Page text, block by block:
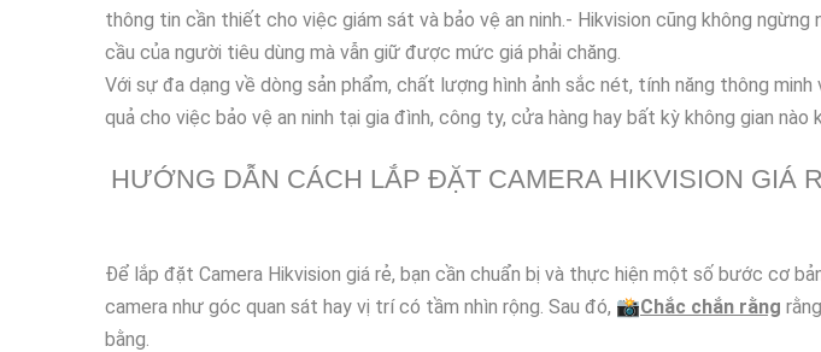
thông tin cần thiết cho việc giám sát và bảo vệ an ninh.- Hikvision cũng không
cầu của người tiêu dùng mà vẫn giữ được mức giá phải chăng.
Với sự đa dạng về dòng sản phẩm, chất lượng hình ảnh sắc nét, tính năng thông
quả cho việc bảo vệ an ninh tại gia đình, công ty, cửa hàng hay bất kỳ không gian nào
HƯỚNG DẪN CÁCH LẮP ĐẶT CAMERA HIKVISION GIÁ
Để lắp đặt Camera Hikvision giá rẻ, bạn cần chuẩn bị và thực hiện một số bước cơ
camera như góc quan sát hay vị trí có tầm nhìn rộng. Sau đó, 📸Chắc chắn rằng
bằng.